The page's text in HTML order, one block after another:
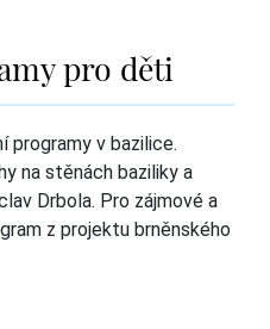
pro děti
programy v bazilice.
na stěnách baziliky a
Drbola. Pro zájmové a
z projektu brněnského